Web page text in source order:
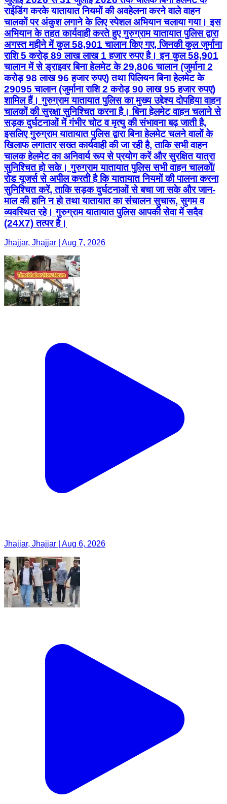
राईडिंग करके यातायात नियमों की अवहेलना करने वाले वाहन
चालकों पर अंकुश लगाने के लिए स्पेशल अभियान चलाया गया। इस
अभियान के तहत कार्यवाही करते हुए गुरुग्राम यातायात पुलिस द्वारा
अगस्त महीने में कुल 58,901 चालान किए गए, जिनकी कुल जुर्माना
राशि 5 करोड़ 89 लाख लाख 1 हजार रुपए है। इन कुल 58,901
चालान में से ड्राइवर बिना हेलमेट के 29,806 चालान (जुर्माना 2
करोड़ 98 लाख 96 हजार रुपए) तथा पिलियन बिना हेलमेट के
29095 चालान (जुर्माना राशि 2 करोड़ 90 लाख 95 हजार रुपए)
शामिल हैं। गुरुग्राम यातायात पुलिस का मुख्य उद्देश्य दोपहिया वाहन
चालकों की सुरक्षा सुनिश्चित करना है। बिना हेलमेट वाहन चलाने से
सड़क दुर्घटनाओं में गंभीर चोट व मृत्यु की संभावना बढ़ जाती है,
इसलिए गुरुग्राम यातायात पुलिस द्वारा बिना हेलमेट चलने वालों के
खिलाफ लगातार सख्त कार्यवाही की जा रही है, ताकि सभी वाहन
चालक हेलमेट का अनिवार्य रूप से प्रयोग करें और सुरक्षित यात्रा
सुनिश्चित हो सके। गुरुग्राम यातायात पुलिस सभी वाहन चालकों/
रोड यूजर्स से अपील करती है कि यातायात नियमों की पालना करना
सुनिश्चित करें, ताकि सड़क दुर्घटनाओं से बचा जा सके और जान-
माल की हानि न हो तथा यातायात का संचालन सुचारू, सुगम व
व्यवस्थित रहे। गुरुग्राम यातायात पुलिस आपकी सेवा में सदैव
(24X7) तत्पर है।
Jhajjar, Jhajjar | Aug 7, 2026
Jhajjar, Jhajjar | Aug 6, 2026